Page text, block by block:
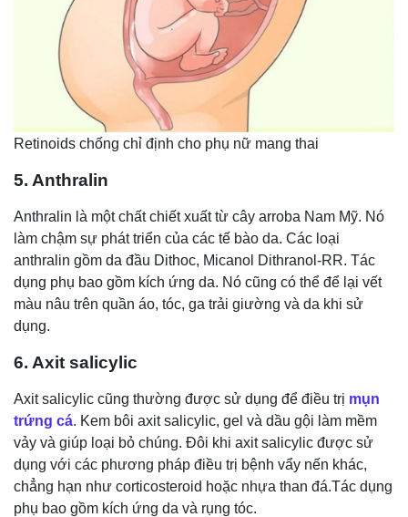
Retinoids chống chỉ định cho phụ nữ mang thai
5. Anthralin
Anthralin là một chất chiết xuất từ cây arroba Nam Mỹ. Nó
làm chậm sự phát triển của các tế bào da. Các loại
anthralin gồm da đầu Dithoc, Micanol Dithranol-RR. Tác
dụng phụ bao gồm kích ứng da. Nó cũng có thể để lại vết
màu nâu trên quần áo, tóc, ga trải giường và da khi sử
dụng.
6. Axit salicylic
Axit salicylic cũng thường được sử dụng để điều trị mụn
trứng cá. Kem bôi axit salicylic, gel và dầu gội làm mềm
vảy và giúp loại bỏ chúng. Đôi khi axit salicylic được sử
dụng với các phương pháp điều trị bệnh vẩy nến khác,
chẳng hạn như corticosteroid hoặc nhựa than đá.Tác dụng
phụ bao gồm kích ứng da và rụng tóc.